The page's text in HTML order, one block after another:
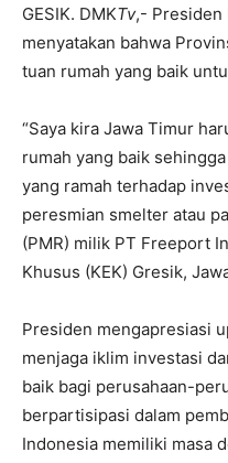
GESIK. DMKTv,- Presiden
menyatakan bahwa
tuan rumah yang baik
“Saya kira Jawa Timur
rumah yang baik
yang ramah terhadap
peresmian smelter atau
(PMR) milik PT Freeport
Khusus (KEK) Gresik,
Presiden mengapresiasi
menjaga iklim investasi
baik bagi perusahaan-
berpartisipasi dalam
Indonesia memiliki masa